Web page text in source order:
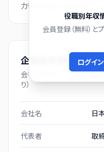
役職別年収
会員登録（無料）と
ログイン
力後にご覧いただけます。
企業基本情報
会社プロフィール（有価証
り）
会社名 日
代表者 取